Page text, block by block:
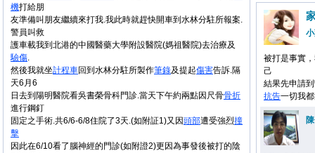
機打給朋
友準備叫朋友繼續來打我.我此時就趕快開車到水林分駐所報案.
警員叫救
護車載我到北港的中國醫藥大學附設醫院(媽祖醫院)去治療及
驗傷.
然後我就坐計程車回到水林分駐所製作筆錄及提起傷害告訴.隔
天6月6
日去到陽明醫院看吳書榮骨科門診.當天下午約兩點因尺骨骨折
進行鋼釘
固定之手術.共6/6-6/8住院了3天.(如附証1)又因頭部遭受強烈撞
擊
因此在6/10看了腦神經的門診(如附證2)更因為事發後被打的陰
被打是事實
己
結果先申請
抗告一切我